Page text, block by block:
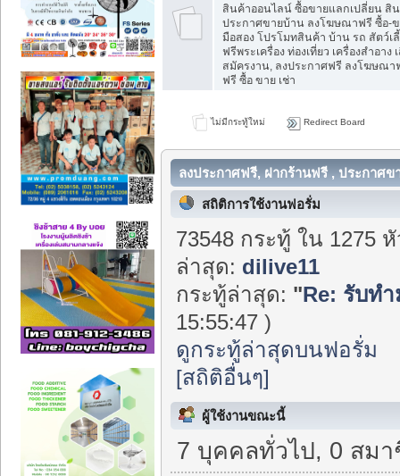
สินค้าออนไลน์ ซื้อขายแลกเปลี่ยน สิ
ประกาศขายบ้าน ลงโฆษณาฟรี ซื้อ-
มือสอง โปรโมทสินค้า บ้าน รถ สัตว์เ
ฟรีพระเครื่อง ท่องเที่ยว เครื่องสำอาง
สมัครงาน, ลงประกาศฟรี ลงโฆษณา
ฟรี ซื้อ ขาย เช่า
ไม่มีกระทู้ใหม่ Redirect Board
ลงประกาศฟรี, ฝากร้านฟรี , ประกาศ
สถิติการใช้งานฟอรั่ม
73548 กระทู้ ใน 1275
ล่าสุด: dilive11
กระทู้ล่าสุด: "Re: รับท
15:55:47 )
ดูกระทู้ล่าสุดบนฟอรั่ม
[สถิติอื่นๆ]
ผู้ใช้งานขณะนี้
7 บุคคลทั่วไป, 0 สม